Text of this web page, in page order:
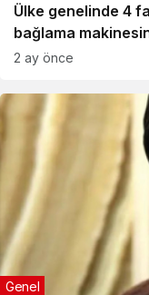
Ülke genelinde 4
bağlama
2 ay önce
Genel